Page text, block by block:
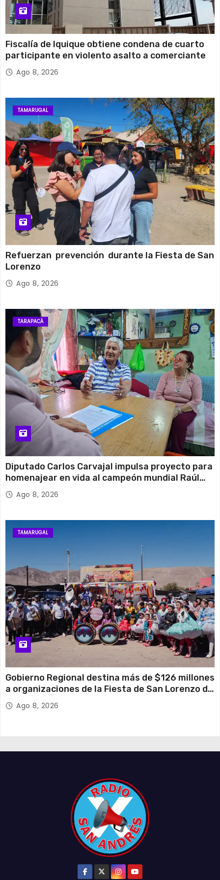
Fiscalía de Iquique obtiene condena de cuarto
participante en violento asalto a comerciante
Ago 8, 2026
TAMARUGAL
Refuerzan prevención durante la Fiesta de San
Lorenzo
Ago 8, 2026
TARAPACÁ
Diputado Carlos Carvajal impulsa proyecto para
homenajear en vida al campeón mundial Raúl
Choque
Ago 8, 2026
TAMARUGAL
Gobierno Regional destina más de $126 millones
a organizaciones de la Fiesta de San Lorenzo de
Tarapacá
Ago 8, 2026